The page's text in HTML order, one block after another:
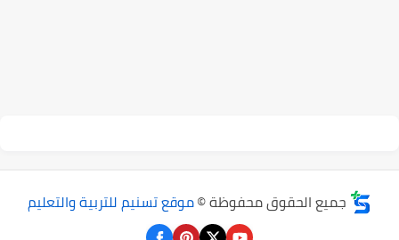
جميع الحقوق محفوظة ©موقع تسنيم للتربية والتعليم